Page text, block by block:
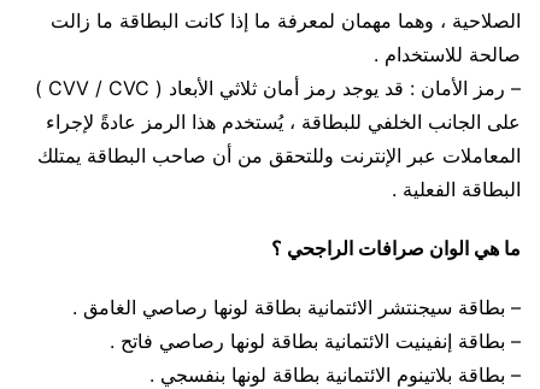
الصلاحية ، وهما مهمان لمعرفة ما إذا كانت البطاقة ما زالت
صالحة للاستخدام .
– رمز الأمان : قد يوجد رمز أمان ثلاثي الأبعاد ( CVV / CVC )
على الجانب الخلفي للبطاقة ، يُستخدم هذا الرمز عادةً لإجراء
المعاملات عبر الإنترنت وللتحقق من أن صاحب البطاقة يمتلك
البطاقة الفعلية .
ما هي الوان صرافات الراجحي ؟
– بطاقة سيجنتشر الائتمانية بطاقة لونها رصاصي الغامق .
– بطاقة إنفينيت الائتمانية بطاقة لونها رصاصي فاتح .
– بطاقة بلاتينوم الائتمانية بطاقة لونها بنفسجي .